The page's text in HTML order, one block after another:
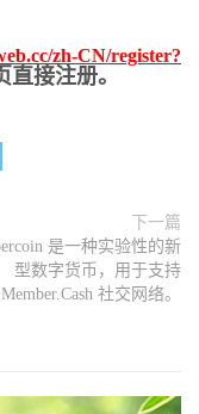
zh-CN/register?
接注册。
下一篇
是一种实验性的新
型数字货币，用于支持
Member.Cash 社交网络。